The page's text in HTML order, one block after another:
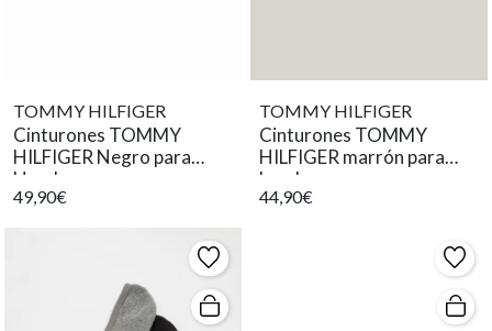
TOMMY HILFIGER
Cinturones TOMMY
HILFIGER Negro para
Hombre
49,90€
TOMMY HILFIGER
Cinturones TOMMY
HILFIGER marrón para
hombre.
44,90€